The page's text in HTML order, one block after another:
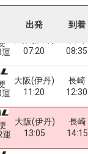
出発 到着
07:20
08:35
大阪(伊丹)
11:20
長崎
12:30
大阪(伊丹)
13:05
長崎
14:15